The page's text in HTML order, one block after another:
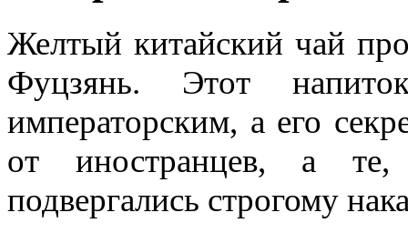
Желтый китайский чай
Фуцзянь. Этот
императорским, а его
от иностранцев, а
подвергались строгому